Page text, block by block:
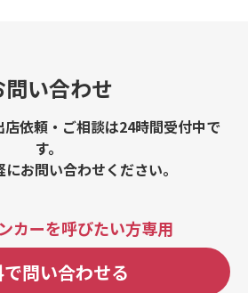
問い合わせ
依頼・ご相談は24時間受付中で
す。
お問い合わせください。
カーを呼びたい方専用
問い合わせる